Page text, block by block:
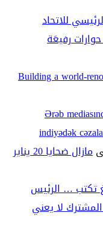
للاتحاد
رفيعَة
Building a world-
Ərəb
indiyədək
مازال ضحايا 20 يناير
تكتب … الرئيس
لا يعني